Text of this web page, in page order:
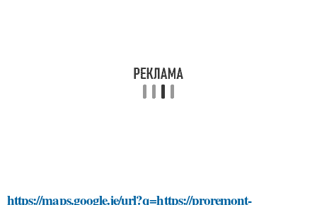
https://maps.google.je/url?q=https://proremont-